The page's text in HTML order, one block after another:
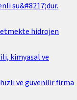
su&#8217;dur.
etmekte hidrojen
kimyasal ve
ve güvenilir firma